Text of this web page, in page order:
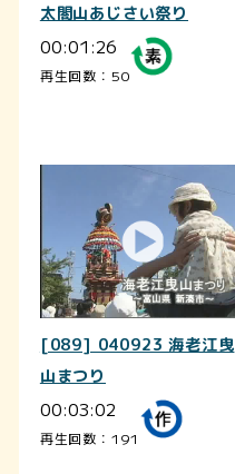
太閤山あじさい祭り
00:01:26
再生回数：50
[089] 040923 海老江曳
山まつり
00:03:02
再生回数：191